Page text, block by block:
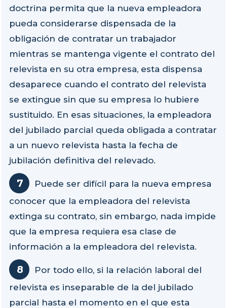
doctrina permita que la nueva empleadora
pueda considerarse dispensada de la
obligación de contratar un trabajador
mientras se mantenga vigente el contrato del
relevista en su otra empresa, esta dispensa
desaparece cuando el contrato del relevista
se extingue sin que su empresa lo hubiere
sustituido. En esas situaciones, la empleadora
del jubilado parcial queda obligada a contratar
a un nuevo relevista hasta la fecha de
jubilación definitiva del relevado.
Puede ser difícil para la nueva empresa
conocer que la empleadora del relevista
extinga su contrato, sin embargo, nada impide
que la empresa requiera esa clase de
información a la empleadora del relevista.
Por todo ello, si la relación laboral del
relevista es inseparable de la del jubilado
parcial hasta el momento en el que esta